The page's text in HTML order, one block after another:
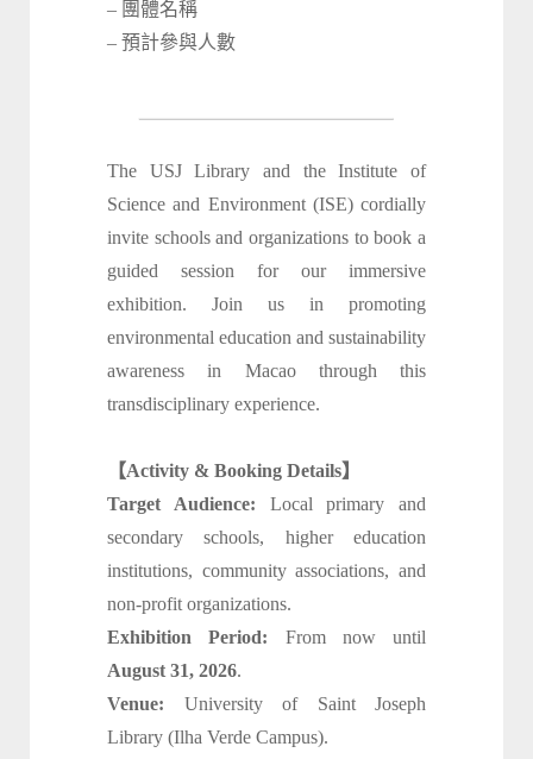
– 團體名稱
– 預計參與人數
The USJ Library and the Institute of
Science and Environment (ISE) cordially
invite schools and organizations to book a
guided session for our immersive
exhibition. Join us in promoting
environmental education and sustainability
awareness in Macao through this
transdisciplinary experience.
【Activity & Booking Details】
Target Audience: Local primary and
secondary schools, higher education
institutions, community associations, and
non-profit organizations.
Exhibition Period: From now until
August 31, 2026.
Venue: University of Saint Joseph
Library (Ilha Verde Campus).